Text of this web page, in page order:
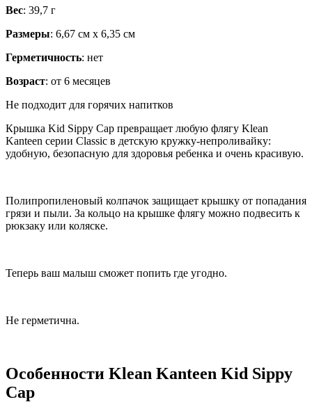
Вес: 39,7 г
Размеры: 6,67 см х 6,35 см
Герметичность: нет
Возраст: от 6 месяцев
Не подходит для горячих напитков
Крышка Kid Sippy Cap превращает любую флягу Klean
Kanteen серии Classic в детскую кружку-непроливайку:
удобную, безопасную для здоровья ребенка и очень красивую.
Полипропиленовый колпачок защищает крышку от попадания
грязи и пыли. За кольцо на крышке флягу можно подвесить к
рюкзаку или коляске.
Теперь ваш малыш сможет попить где угодно.
Не герметична.
Особенности Klean Kanteen Kid Sippy
Cap